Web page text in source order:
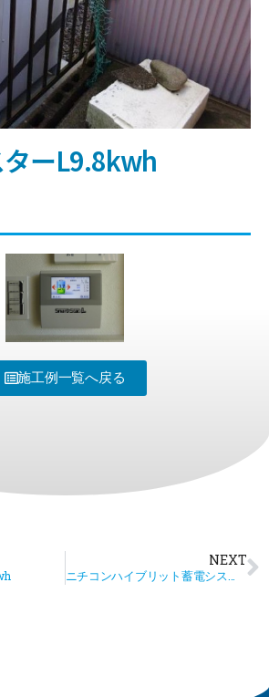
ーL9.8kwh
施工例一覧へ戻る
NEXT
ニチコンハイブリット蓄電システム12kwh